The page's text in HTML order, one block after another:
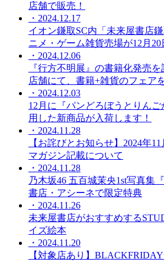
店舗で販売！
・2024.12.17
イオン鎌取SC内「未来屋書店
ニメ・ゲーム雑貨売場が12月20
・2024.12.06
『行方不明展』の書籍化発売
店舗にて、書籍+雑貨のフェア
・2024.12.03
12月に『パンどろぼうとりん
用した新商品が入荷します！
・2024.11.28
【お詫びとお知らせ】2024年
マガジン記載について
・2024.11.28
乃木坂46 五百城茉央1st写真集
書店・アシーネで限定特典
・2024.11.26
未来屋書店がおすすめする
イズ絵本
・2024.11.20
【対象店あり】